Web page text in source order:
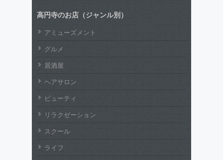
高円寺のお店（ジャンル別）
アミューズメント
グルメ
居酒屋
ヘアサロン
ビューティ
リラクゼーション
スクール
ライフ